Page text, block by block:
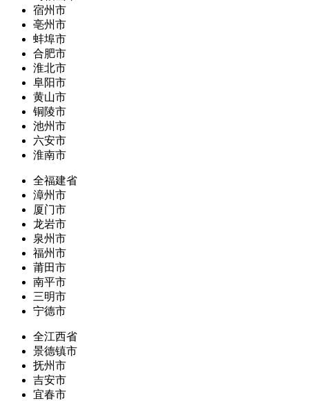
宿州市
亳州市
蚌埠市
合肥市
淮北市
阜阳市
黄山市
铜陵市
池州市
六安市
淮南市
全福建省
漳州市
厦门市
龙岩市
泉州市
福州市
莆田市
南平市
三明市
宁德市
全江西省
景德镇市
抚州市
吉安市
宜春市